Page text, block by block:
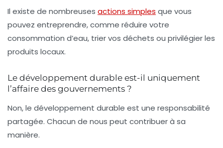
Il existe de nombreuses actions simples que vous
pouvez entreprendre, comme réduire votre
consommation d’eau, trier vos déchets ou privilégier les
produits locaux.
Le développement durable est-il uniquement
l’affaire des gouvernements ?
Non, le développement durable est une responsabilité
partagée. Chacun de nous peut contribuer à sa
manière.